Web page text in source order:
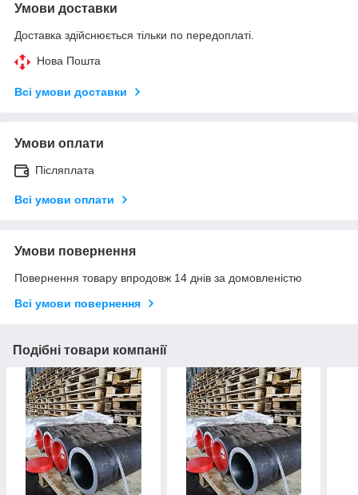
Умови доставки
Доставка здійснюється тільки по передоплаті.
Нова Пошта
Всі умови доставки
Умови оплати
Післяплата
Всі умови оплати
Умови повернення
Повернення товару впродовж 14 днів за домовленістю
Всі умови повернення
Подібні товари компанії